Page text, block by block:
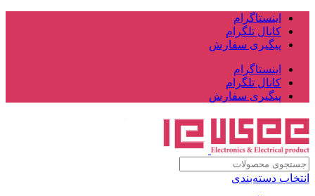
اینستاگرام
کانال تلگرام
پیگیری سفارش
اینستاگرام
کانال تلگرام
پیگیری سفارش
انتخاب دسته‌بندی